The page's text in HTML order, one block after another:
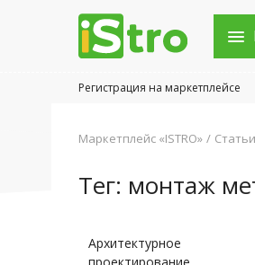
Регистрация на маркетплейсе
Маркетплейс «ISTRO» Статьи
Тег: монтаж
Архитектурное